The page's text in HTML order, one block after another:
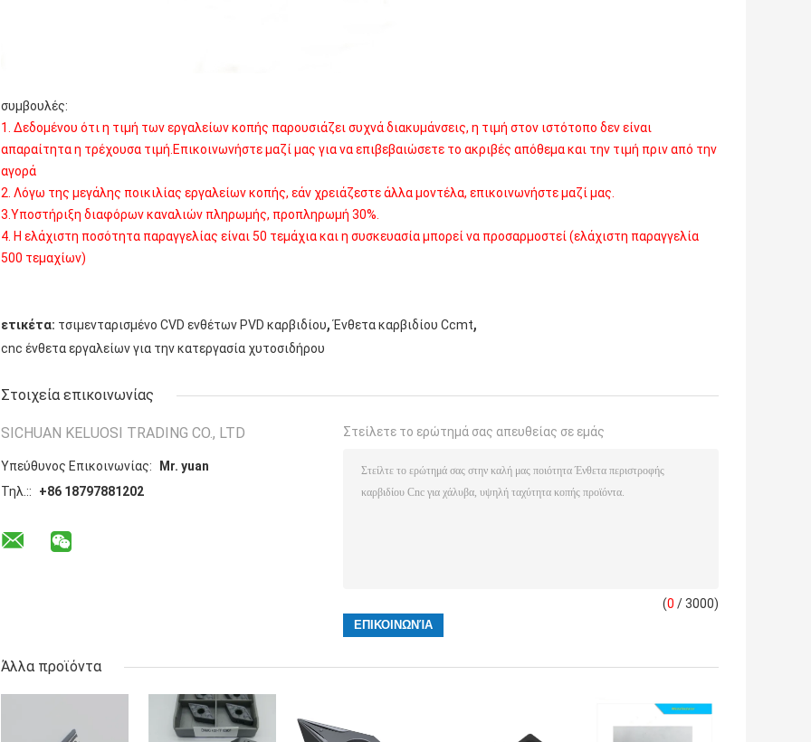
συμβουλές:
1. Δεδομένου ότι η τιμή των εργαλείων κοπής παρουσιάζει συχνά διακυμάνσεις, η τιμή στον ιστότοπο δεν είναι
απαραίτητα η τρέχουσα τιμή.Επικοινωνήστε μαζί μας για να επιβεβαιώσετε το ακριβές απόθεμα και την τιμή πριν από την
αγορά
2. Λόγω της μεγάλης ποικιλίας εργαλείων κοπής, εάν χρειάζεστε άλλα μοντέλα, επικοινωνήστε μαζί μας.
3.Υποστήριξη διαφόρων καναλιών πληρωμής, προπληρωμή 30%.
4. Η ελάχιστη ποσότητα παραγγελίας είναι 50 τεμάχια και η συσκευασία μπορεί να προσαρμοστεί (ελάχιστη παραγγελία
500 τεμαχίων)
ετικέτα: τσιμενταρισμένο CVD ενθέτων PVD καρβιδίου, Ένθετα καρβιδίου Ccmt,
cnc ένθετα εργαλείων για την κατεργασία χυτοσιδήρου
Στοιχεία επικοινωνίας
SICHUAN KELUOSI TRADING CO., LTD
Υπεύθυνος Επικοινωνίας:
Mr. yuan
Τηλ.::
+86 18797881202
Στείλετε το ερώτημά σας απευθείας σε εμάς
(0 / 3000)
Άλλα προϊόντα